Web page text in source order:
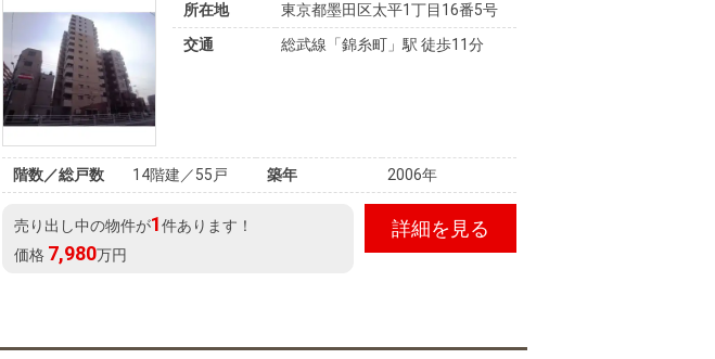
所在地
東京都墨田区太平1丁目16番5号
交通
総武線「錦糸町」駅 徒歩11分
階数／総戸数 14階建／55戸 築年 2006年
売り出し中の物件が1件あります！
価格 7,980万円
詳細を見る